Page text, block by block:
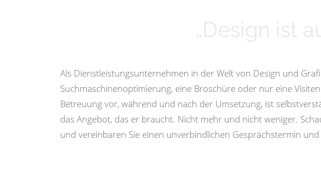
Als Dienstleistungsunternehmen in der Welt von Design und
Suchmaschinenoptimierung, eine Broschüre oder nur eine
Betreuung vor, während und nach der Umsetzung, ist
das Angebot, das er braucht. Nicht mehr und nicht weniger.
und vereinbaren Sie einen unverbindlichen Gesprächstermin